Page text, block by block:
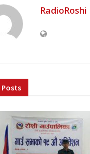
RadioRoshi
Posts